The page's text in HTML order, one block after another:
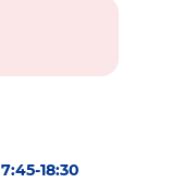
7:45-18:30